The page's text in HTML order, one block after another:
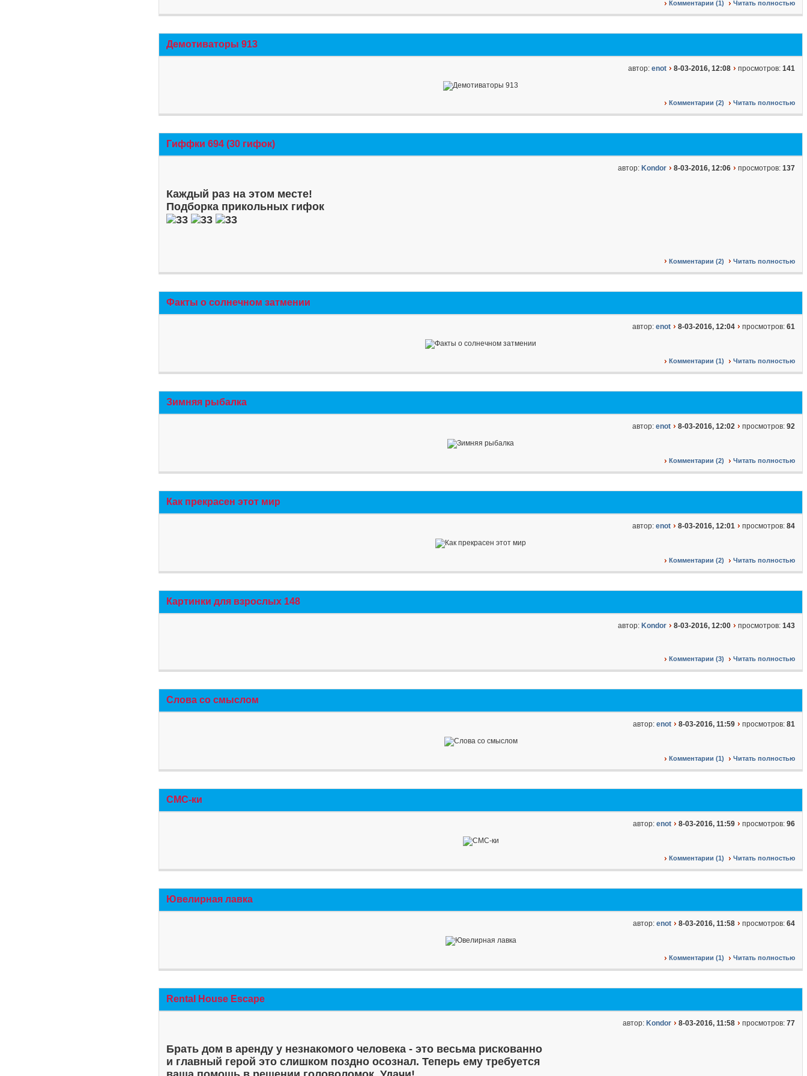
Комментарии (1) Читать полностью
Демотиваторы 913
автор: enot 8-03-2016, 12:08 просмотров: 141
Комментарии (2) Читать полностью
Гиффки 694 (30 гифок)
автор: Kondor 8-03-2016, 12:06 просмотров: 137
Каждый раз на этом месте!
Подборка прикольных гифок
Комментарии (2) Читать полностью
Факты о солнечном затмении
автор: enot 8-03-2016, 12:04 просмотров: 61
Комментарии (1) Читать полностью
Зимняя рыбалка
автор: enot 8-03-2016, 12:02 просмотров: 92
Комментарии (2) Читать полностью
Как прекрасен этот мир
автор: enot 8-03-2016, 12:01 просмотров: 84
Комментарии (2) Читать полностью
Картинки для взрослых 148
автор: Kondor 8-03-2016, 12:00 просмотров: 143
Комментарии (3) Читать полностью
Слова со смыслом
автор: enot 8-03-2016, 11:59 просмотров: 81
Комментарии (1) Читать полностью
СМС-ки
автор: enot 8-03-2016, 11:59 просмотров: 96
Комментарии (1) Читать полностью
Ювелирная лавка
автор: enot 8-03-2016, 11:58 просмотров: 64
Комментарии (1) Читать полностью
Rental House Escape
автор: Kondor 8-03-2016, 11:58 просмотров: 77
Брать дом в аренду у незнакомого человека - это весьма рискованно
и главный герой это слишком поздно осознал. Теперь ему требуется